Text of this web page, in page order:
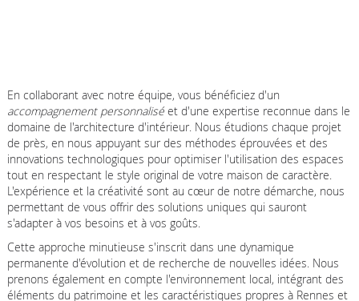
En collaborant avec notre équipe, vous bénéficiez d'un
accompagnement personnaliséet d'une expertise reconnue dans le
domaine de l'architecture d'intérieur. Nous étudions chaque projet
de près, en nous appuyant sur des méthodes éprouvées et des
innovations technologiques pour optimiser l'utilisation des espaces
tout en respectant le style original de votre maison de caractère.
L'expérience et la créativité sont au cœur de notre démarche, nous
permettant de vous offrir des solutions uniques qui sauront
s'adapter à vos besoins et à vos goûts.
Cette approche minutieuse s'inscrit dans une dynamique
permanente d'évolution et de recherche de nouvelles idées. Nous
prenons également en compte l'environnement local, intégrant des
éléments du patrimoine et les caractéristiques propres à Rennes et